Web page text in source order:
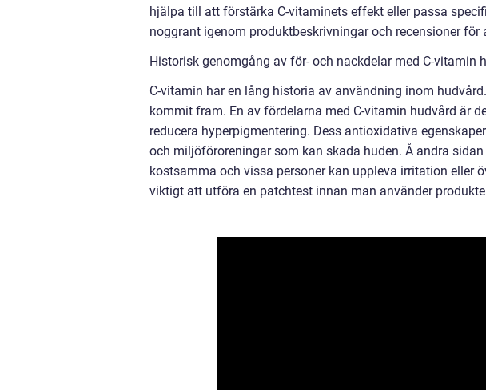
hjälpa till att förstärka C-vitaminets effekt eller passa
noggrant igenom produktbeskrivningar och recensioner
Historisk genomgång av för- och nackdelar med C-vitamin
C-vitamin har en lång historia av användning inom
kommit fram. En av fördelarna med C-vitamin hudvård är
reducera hyperpigmentering. Dess antioxidativa
och miljöföroreningar som kan skada huden. Å andra
kostsamma och vissa personer kan uppleva irritation eller
viktigt att utföra en patchtest innan man använder